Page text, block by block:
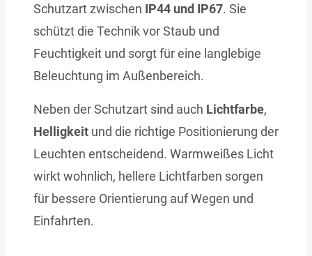
Schutzart zwischen IP44 und IP67. Sie
schützt die Technik vor Staub und
Feuchtigkeit und sorgt für eine langlebige
Beleuchtung im Außenbereich.
Neben der Schutzart sind auch Lichtfarbe,
Helligkeit und die richtige Positionierung der
Leuchten entscheidend. Warmweißes Licht
wirkt wohnlich, hellere Lichtfarben sorgen
für bessere Orientierung auf Wegen und
Einfahrten.